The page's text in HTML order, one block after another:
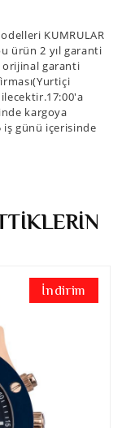
KUMRULAR
ürün 2 yıl garanti
orijinal garanti
kargoya
günü içerisinde
İndirim